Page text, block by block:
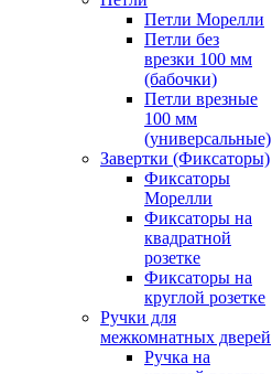
Петли Морелли
Петли без
врезки 100 мм
(бабочки)
Петли врезные
100 мм
(универсальные)
Завертки (Фиксаторы)
Фиксаторы
Морелли
Фиксаторы на
квадратной
розетке
Фиксаторы на
круглой розетке
Ручки для
межкомнатных дверей
Ручка на